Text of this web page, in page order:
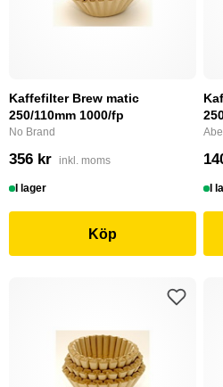
Kaffefilter Brew matic
250/110mm 1000/fp
No Brand
356 kr inkl. moms
I lager
Köp
I